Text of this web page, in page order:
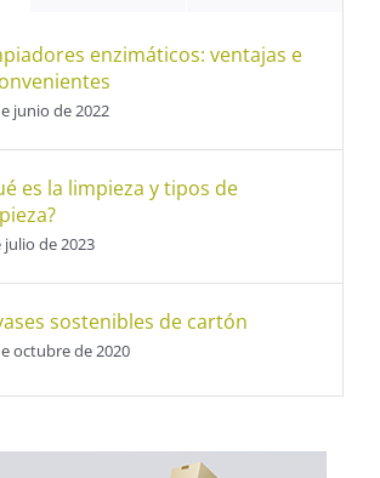
enzimáticos: ventajas e
junio de 2022
es la limpieza y tipos de
julio de 2023
sostenibles de cartón
octubre de 2020